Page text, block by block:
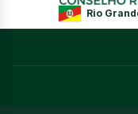
Rio